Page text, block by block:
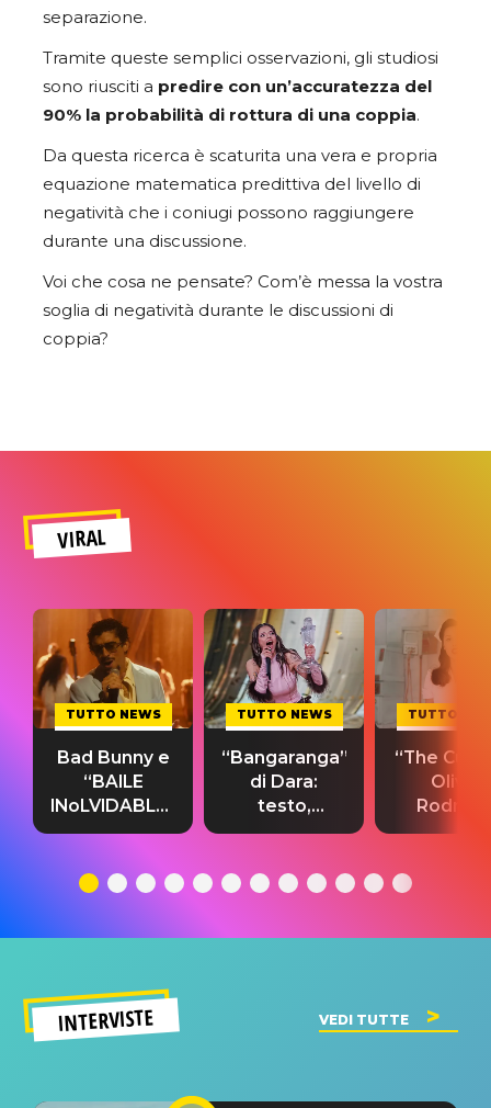
separazione.
Tramite queste semplici osservazioni, gli studiosi
sono riusciti a predire con un’accuratezza del
90% la probabilità di rottura di una coppia.
Da questa ricerca è scaturita una vera e propria
equazione matematica predittiva del livello di
negatività che i coniugi possono raggiungere
durante una discussione.
Voi che cosa ne pensate? Com’è messa la vostra
soglia di negatività durante le discussioni di
coppia?
VIRAL
TUTTO NEWS
Bad Bunny e
“BAILE
INoLVIDABLE”:
testo,
significato
TUTTO NEWS
“Bangaranga”
di Dara:
testo,
traduzione e
del singolo
TUTTO
“The
Olivia
testo,
INTERVISTE VEDI TUTTE